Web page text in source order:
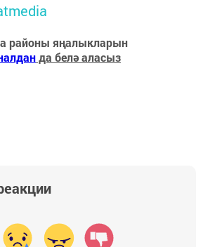
районы яңалыкларын
да белә аласыз